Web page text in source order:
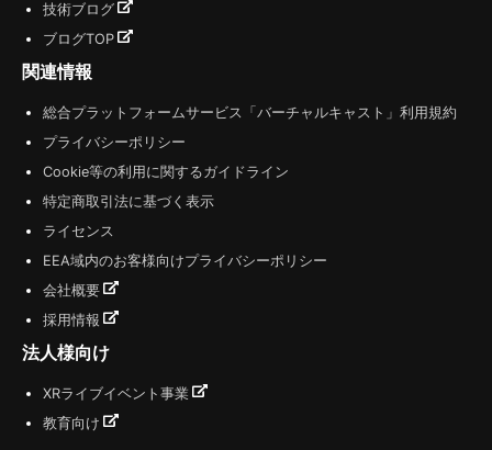
技術ブログ
ブログTOP
関連情報
総合プラットフォームサービス「バーチャルキャスト」利用規約
プライバシーポリシー
Cookie等の利用に関するガイドライン
特定商取引法に基づく表示
ライセンス
EEA域内のお客様向けプライバシーポリシー
会社概要
採用情報
法人様向け
XRライブイベント事業
教育向け